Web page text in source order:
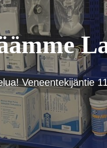
Veneentekijäntie